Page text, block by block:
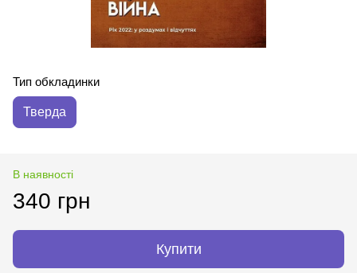
Тип обкладинки
Тверда
В наявності
340 грн
Купити